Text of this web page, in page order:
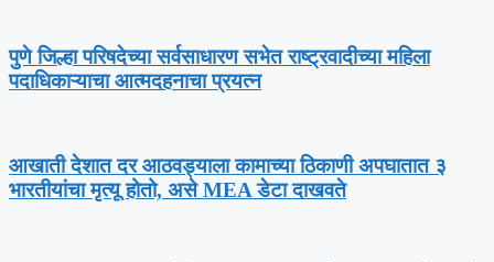
पुणे जिल्हा परिषदेच्या सर्वसाधारण सभेत राष्ट्रवादीच्या महिला
पदाधिकाऱ्याचा आत्मदहनाचा प्रयत्न
आखाती देशात दर आठवड्याला कामाच्या ठिकाणी अपघातात ३
भारतीयांचा मृत्यू होतो, असे MEA डेटा दाखवते